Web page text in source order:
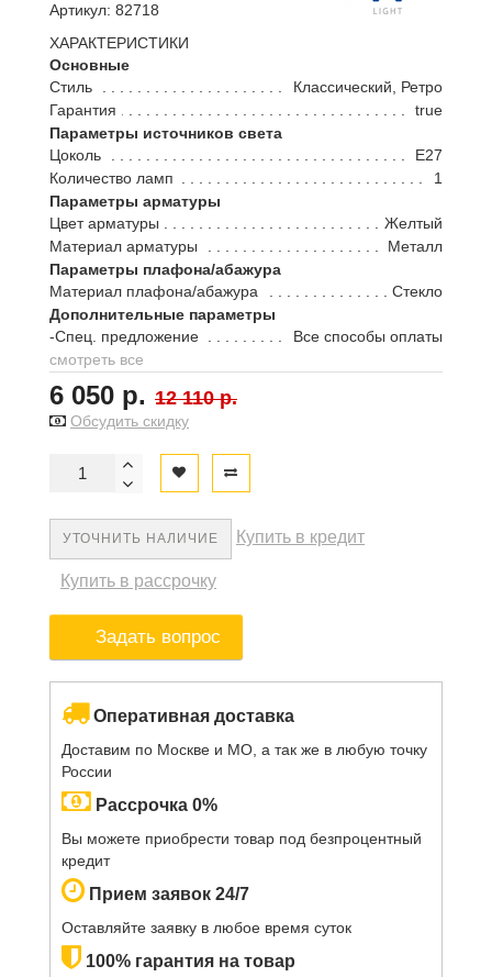
Артикул: 82718
ХАРАКТЕРИСТИКИ
Основные
Стиль
Классический, Ретро
Гарантия
true
Параметры источников света
Цоколь
E27
Количество ламп
1
Параметры арматуры
Цвет арматуры
Желтый
Материал арматуры
Металл
Параметры плафона/абажура
Материал плафона/абажура
Стекло
Дополнительные параметры
-Спец. предложение
Все способы оплаты
смотреть все
6 050 р. 12 110 р.
Обсудить скидку
УТОЧНИТЬ НАЛИЧИЕ Купить в кредит
Купить в рассрочку
Задать вопрос
Оперативная доставка
Доставим по Москве и МО, а так же в любую точку
России
Рассрочка 0%
Вы можете приобрести товар под безпроцентный
кредит
Прием заявок 24/7
Оставляйте заявку в любое время суток
100% гарантия на товар